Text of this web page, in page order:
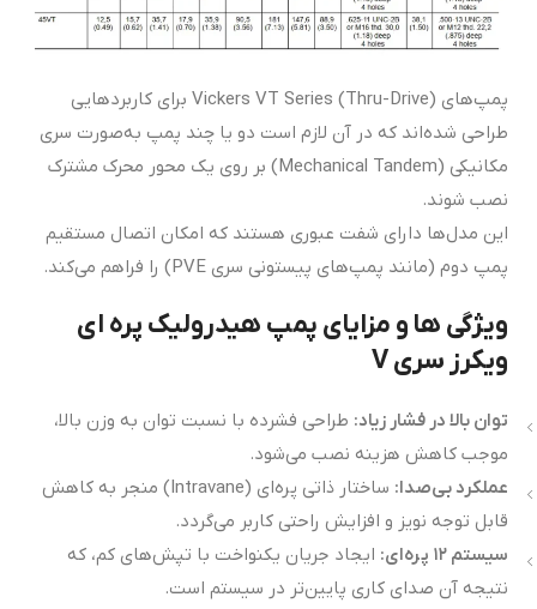
پمپ‌های Vickers VT Series (Thru-Drive) برای کاربردهایی
طراحی شده‌اند که در آن لازم است دو یا چند پمپ به‌صورت سری
مکانیکی (Mechanical Tandem) بر روی یک محور محرک مشترک
نصب شوند.
این مدل‌ها دارای شفت عبوری هستند که امکان اتصال مستقیم
پمپ دوم (مانند پمپ‌های پیستونی سری PVE) را فراهم می‌کند.
ویژگی ها و مزایای پمپ هیدرولیک پره ای
ویکرز سری V
توان بالا در فشار زیاد: طراحی فشرده با نسبت توان به وزن بالا،
موجب کاهش هزینه نصب می‌شود.
عملکرد بی‌صدا:
ساختار ذاتی پره‌ای (Intravane) منجر به کاهش
قابل توجه نویز و افزایش راحتی کاربر می‌گردد.
سیستم ۱۲ پره‌ای: ایجاد جریان یکنواخت با تپش‌های کم، که
نتیجه آن صدای کاری پایین‌تر در سیستم است.